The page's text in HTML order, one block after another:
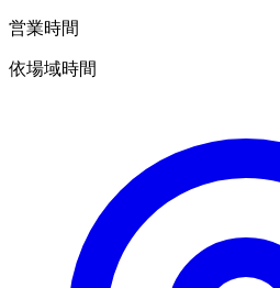
営業時間
依場域時間